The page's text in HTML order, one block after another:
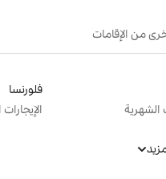
من الإقامات
الشهرية
فلورنسا